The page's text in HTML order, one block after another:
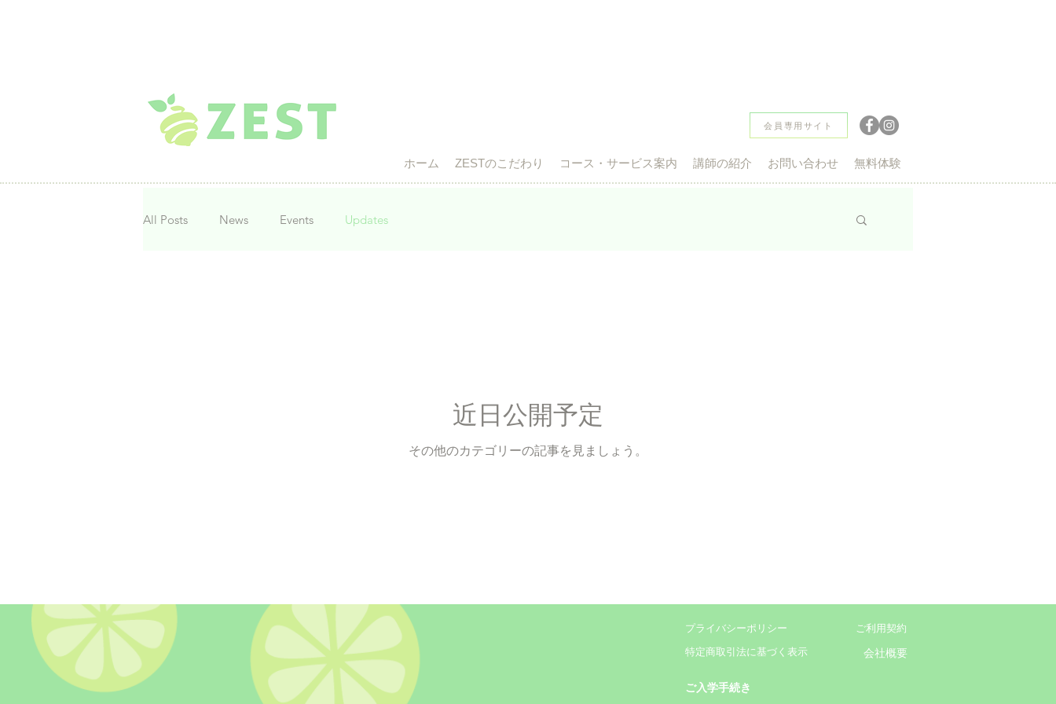
会員専用サイト
ホーム ZESTのこだわり コース・サービス案内 講師の紹介 お問い合わせ 無料体験
All Posts News Events Updates
近日公開予定
その他のカテゴリーの記事を見ましょう。
プライバシーポリシー
特定商取引法に基づく表示
ご利用契約
会社概要
ご入学手続き